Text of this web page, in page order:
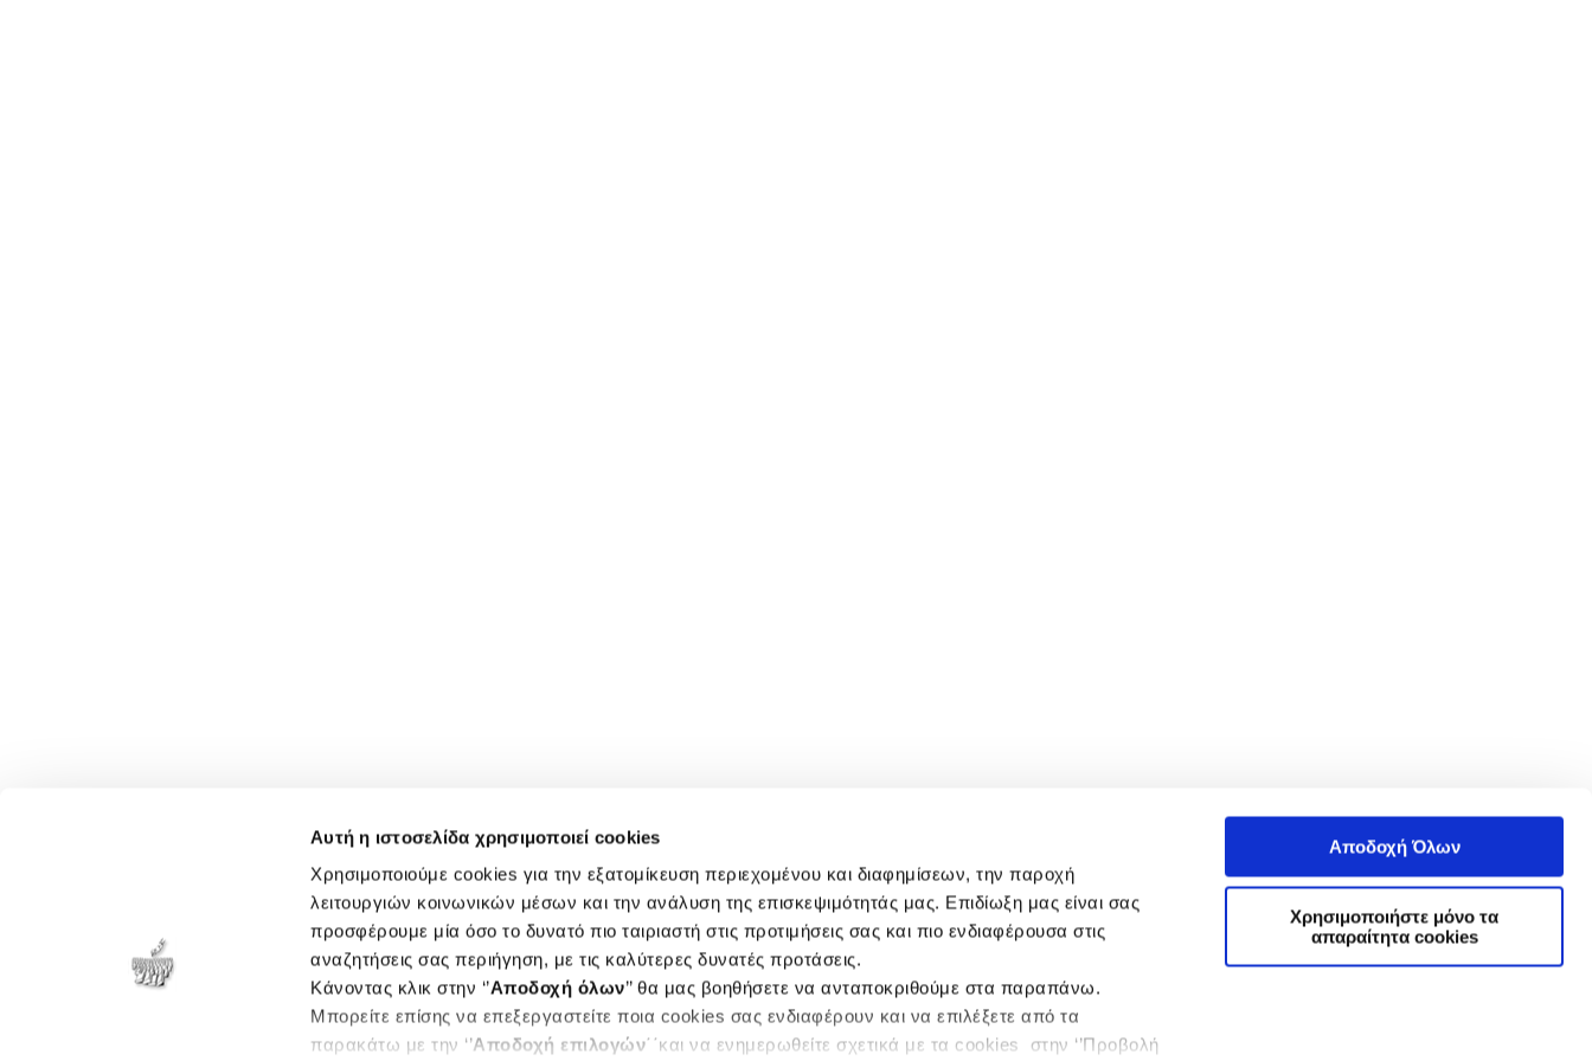
Αυτή η ιστοσελίδα χρησιμοποιεί cookies
Χρησιμοποιούμε cookies για την εξατομίκευση περιεχομένου και διαφημίσεων, την παροχή
λειτουργιών κοινωνικών μέσων και την ανάλυση της επισκεψιμότητάς μας. Επιδίωξη μας είναι σας
προσφέρουμε μία όσο το δυνατό πιο ταιριαστή στις προτιμήσεις σας και πιο ενδιαφέρουσα στις
αναζητήσεις σας περιήγηση, με τις καλύτερες δυνατές προτάσεις.
Κάνοντας κλικ στην ‘’Αποδοχή όλων’’ θα μας βοηθήσετε να ανταποκριθούμε στα παραπάνω.
Μπορείτε επίσης να επεξεργαστείτε ποια cookies σας ενδιαφέρουν και να επιλέξετε από τα
παρακάτω με την ‘’Αποδοχή επιλογών΄΄και να ενημερωθείτε σχετικά με τα cookies στην ‘’Προβολή
Αποδοχή Όλων
Χρησιμοποιήστε μόνο τα
απαραίτητα cookies